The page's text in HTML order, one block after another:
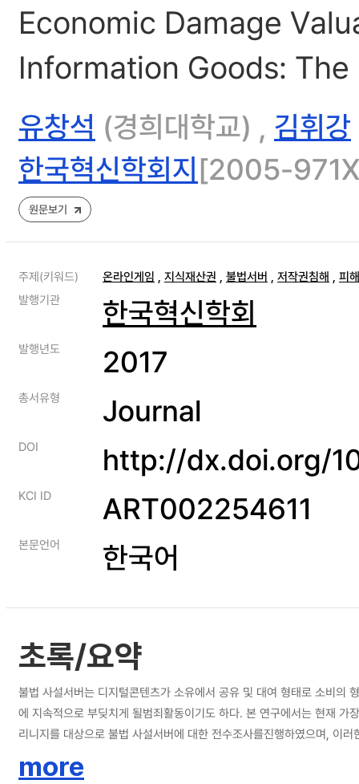
Economic Damage
Information Goods:
유창석 (경희대학교) , 김휘강
한국혁신학회지[2005-
원문보기
주제(키워드) 온라인게임 , 지식재산권 , 불법서버 , 저작권침해 , 피
발행기관
한국혁신학회
발행년도 2017
총서유형 Journal
DOI http://dx.doi.org/
KCI ID ART002254611
본문언어 한국어
초록/요약
불법 사설서버는 디지털콘텐츠가 소유에서 공유 및 대여 형태로 소비의
에 지속적으로 부딪치게 될범죄활동이기도 하다. 본 연구에서는 현재
리니지를 대상으로 불법 사설서버에 대한 전수조사를진행하였으며, 이
되며 고용 손실 역시 연간23,445명 정도 추산된다. 이는 온라인 게임
more